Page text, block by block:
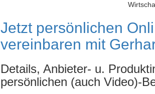
Jetzt persönlichen
vereinbaren mit
Details, Anbieter- u.
persönlichen (auch Video)-